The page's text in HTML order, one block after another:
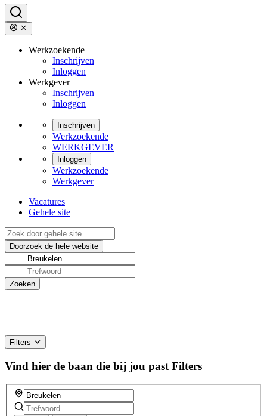
Werkzoekende
Inschrijven
Inloggen
Werkgever
Inschrijven
Inloggen
Inschrijven
Werkzoekende
WERKGEVER
Inloggen
Werkzoekende
Werkgever
Vacatures
Gehele site
Filters
Vind hier de baan die bij jou past Filters